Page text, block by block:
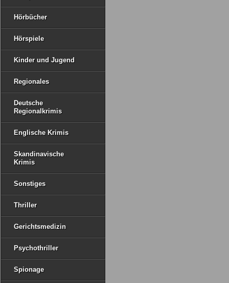
Hörbücher
Hörspiele
Kinder und Jugend
Regionales
Deutsche
Regionalkrimis
Englische Krimis
Skandinavische
Krimis
Sonstiges
Thriller
Gerichtsmedizin
Psychothriller
Spionage